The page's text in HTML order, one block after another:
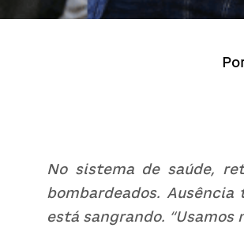
No sistema de saúde,
bombardeados.
está sangrando. “Usamos